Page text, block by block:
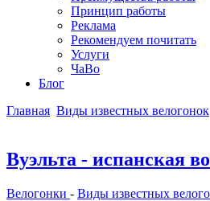
Принцип работы
Реклама
Рекомендуем почитать
Услуги
ЧаВо
Блог
Главная Виды известных велогонок
Вуэльта - испанская
Велогонки - Виды известных